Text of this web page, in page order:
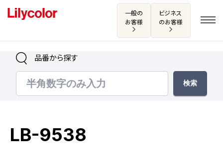
一般の
お客様
ビジネス
のお客様
ログイン・新規会員登録
お気に入り
品番から探す
LB-9538